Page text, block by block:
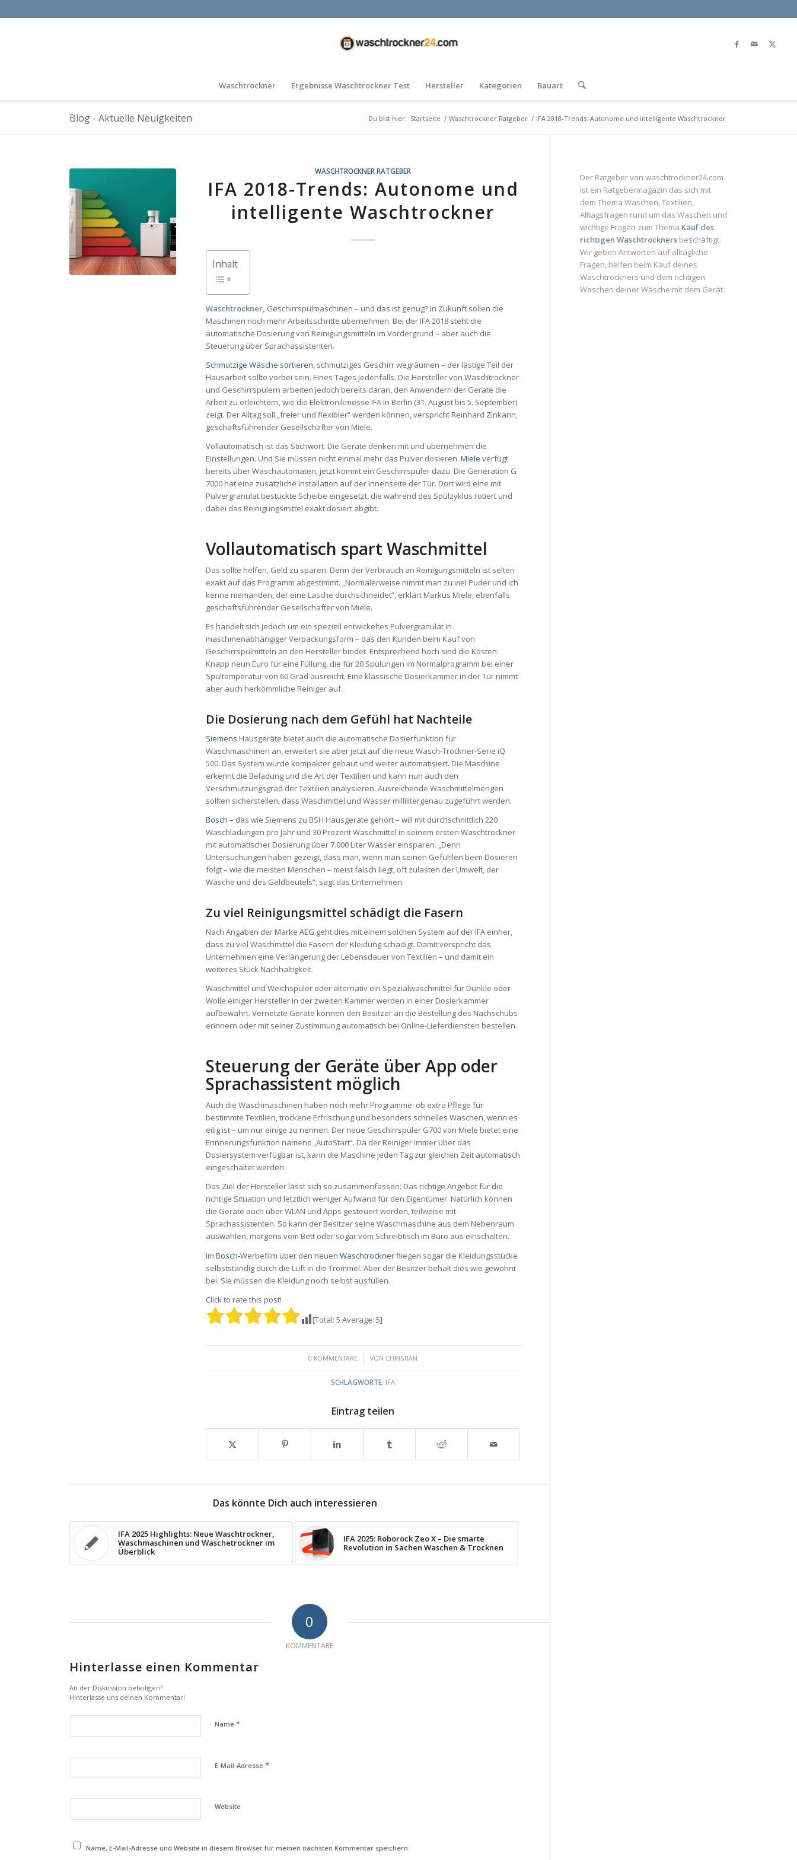
Waschtrockner Ergebnisse Waschtrockner Test Hersteller Kategorien Bauart
Blog - Aktuelle Neuigkeiten Du bist hier: Startseite / Waschtrockner Ratgeber / IFA 2018-Trends: Autonome und intelligente Waschtrockner
WASCHTROCKNER RATGEBER
IFA 2018-Trends: Autonome und
intelligente Waschtrockner
Inhalt
Waschtrockner, Geschirrspülmaschinen – und das ist genug? In Zukunft sollen die
Maschinen noch mehr Arbeitsschritte übernehmen. Bei der IFA 2018 steht die
automatische Dosierung von Reinigungsmitteln im Vordergrund – aber auch die
Steuerung über Sprachassistenten.
Schmutzige Wäsche sortieren, schmutziges Geschirr wegräumen – der lästige Teil der
Hausarbeit sollte vorbei sein. Eines Tages jedenfalls. Die Hersteller von Waschtrockner
und Geschirrspülern arbeiten jedoch bereits daran, den Anwendern der Geräte die
Arbeit zu erleichtern, wie die Elektronikmesse IFA in Berlin (31. August bis 5. September)
zeigt. Der Alltag soll „freier und flexibler“ werden können, verspricht Reinhard Zinkann,
geschäftsführender Gesellschafter von Miele.
Vollautomatisch ist das Stichwort. Die Geräte denken mit und übernehmen die
Einstellungen. Und Sie müssen nicht einmal mehr das Pulver dosieren.Miele verfügt
bereits über Waschautomaten, jetzt kommt ein Geschirrspüler dazu. Die Generation G
7000 hat eine zusätzliche Installation auf der Innenseite der Tür. Dort wird eine mit
Pulvergranulat bestückte Scheibe eingesetzt, die während des Spülzyklus rotiert und
dabei das Reinigungsmittel exakt dosiert abgibt.
Vollautomatisch spart Waschmittel
Das sollte helfen, Geld zu sparen. Denn der Verbrauch an Reinigungsmitteln ist selten
exakt auf das Programm abgestimmt. „Normalerweise nimmt man zu viel Puder und ich
kenne niemanden, der eine Lasche durchschneidet“, erklärt Markus Miele, ebenfalls
geschäftsführender Gesellschafter von Miele.
Es handelt sich jedoch um ein speziell entwickeltes Pulvergranulat in
maschinenabhängiger Verpackungsform – das den Kunden beim Kauf von
Geschirrspülmitteln an den Hersteller bindet. Entsprechend hoch sind die Kosten:
Knapp neun Euro für eine Füllung, die für 20 Spülungen im Normalprogramm bei einer
Spültemperatur von 60 Grad ausreicht. Eine klassische Dosierkammer in der Tür nimmt
aber auch herkömmliche Reiniger auf.
Die Dosierung nach dem Gefühl hat Nachteile
Siemens Hausgeräte bietet auch die automatische Dosierfunktion für
Waschmaschinen an, erweitert sie aber jetzt auf die neue Wasch-Trockner-Serie iQ
500. Das System wurde kompakter gebaut und weiter automatisiert. Die Maschine
erkennt die Beladung und die Art der Textilien und kann nun auch den
Verschmutzungsgrad der Textilien analysieren. Ausreichende Waschmittelmengen
sollten sicherstellen, dass Waschmittel und Wasser millilitergenau zugeführt werden.
Bosch – das wie Siemens zu BSH Hausgeräte gehört – will mit durchschnittlich 220
Waschladungen pro Jahr und 30 Prozent Waschmittel in seinem ersten Waschtrockner
mit automatischer Dosierung über 7.000 Liter Wasser einsparen. „Denn
Untersuchungen haben gezeigt, dass man, wenn man seinen Gefühlen beim Dosieren
folgt – wie die meisten Menschen – meist falsch liegt, oft zulasten der Umwelt, der
Wäsche und des Geldbeutels“, sagt das Unternehmen.
Zu viel Reinigungsmittel schädigt die Fasern
Nach Angaben der MarkeAEG geht dies mit einem solchen System auf der IFA einher,
dass zu viel Waschmittel die Fasern der Kleidung schädigt. Damit verspricht das
Unternehmen eine Verlängerung der Lebensdauer von Textilien – und damit ein
weiteres Stück Nachhaltigkeit.
Waschmittel und Weichspüler oder alternativ ein Spezialwaschmittel für Dunkle oder
Wolle einiger Hersteller in der zweiten Kammer werden in einer Dosierkammer
aufbewahrt. Vernetzte Geräte können den Besitzer an die Bestellung des Nachschubs
erinnern oder mit seiner Zustimmung automatisch bei Online-Lieferdiensten bestellen.
Steuerung der Geräte über App oder
Sprachassistent möglich
Auch die Waschmaschinen haben noch mehr Programme: ob extra Pflege für
bestimmte Textilien, trockene Erfrischung und besonders schnelles Waschen, wenn es
eilig ist – um nur einige zu nennen. Der neue Geschirrspüler G700 von Miele bietet eine
Erinnerungsfunktion namens „AutoStart“. Da der Reiniger immer über das
Dosiersystem verfügbar ist, kann die Maschine jeden Tag zur gleichen Zeit automatisch
eingeschaltet werden.
Das Ziel der Hersteller lässt sich so zusammenfassen: Das richtige Angebot für die
richtige Situation und letztlich weniger Aufwand für den Eigentümer. Natürlich können
die Geräte auch über WLAN und Apps gesteuert werden, teilweise mit
Sprachassistenten. So kann der Besitzer seine Waschmaschine aus dem Nebenraum
auswählen, morgens vom Bett oder sogar vom Schreibtisch im Büro aus einschalten.
ImBosch-Werbefilm über den neuenWaschtrocknerfliegen sogar die Kleidungsstücke
selbstständig durch die Luft in die Trommel. Aber der Besitzer behält dies wie gewohnt
bei: Sie müssen die Kleidung noch selbst ausfüllen.
Click to rate this post!
[Total:5 Average:5]
0 KOMMENTARE
/ VON CHRISTIAN
SCHLAGWORTE: IFA
Eintrag teilen
Das könnte Dich auch interessieren
IFA 2025 Highlights: Neue Waschtrockner,
Waschmaschinen und Wäschetrockner im
Überblick
IFA 2025: Roborock Zeo X – Die smarte
Revolution in Sachen Waschen & Trocknen
0
KOMMENTARE
Hinterlasse einen Kommentar
An der Diskussion beteiligen?
Hinterlasse uns deinen Kommentar!
Name*
E-Mail-Adresse*
Website
Name, E-Mail-Adresse und Website in diesem Browser für meinen nächsten Kommentar speichern.
Der Ratgeber vonwaschtrockner24.com
ist ein Ratgebermagazin das sich mit
dem Thema Waschen, Textilien,
Alltagsfragen rund um das Waschen und
wichtige Fragen zum Thema Kauf des
richtigen Waschtrockners beschäftigt.
Wir geben Antworten auf alltägliche
Fragen, helfen beim Kauf deines
Waschtrockners und dem richtigen
Waschen deiner Wäsche mit dem Gerät.